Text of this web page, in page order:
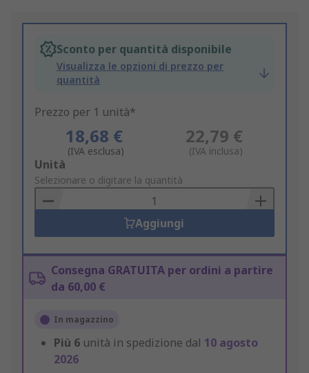
Sconto per quantità disponibile
Visualizza le opzioni di prezzo per
quantità
Prezzo per 1 unità*
18,68 €
(IVA esclusa)
22,79 €
(IVA inclusa)
Add
to
Basket
Unità
Selezionare o digitare la quantità
Aggiungi
Consegna GRATUITA per ordini a partire
da 60,00 €
In magazzino
Più 6 unità in spedizione dal 10 agosto
2026